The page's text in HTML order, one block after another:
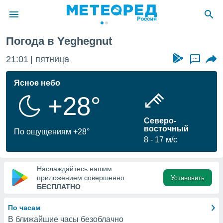
о
Вы можете
доступ
Погода в Yeghegnut
21:01 пятница ...
Ясное небо
+28°
По ощущениям +28°
Северо-
восточный
8
17 м/с
Наслаждайтесь нашим
приложением совершенно
БЕСПЛАТНО
Установить
По часам
В ближайшие часы безоблачно